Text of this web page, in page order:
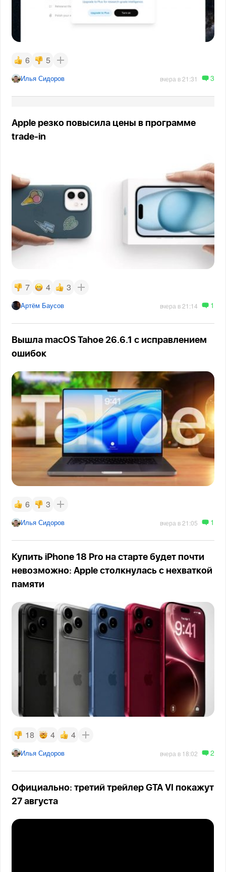
6 5
Илья Сидоров вчера в 21:31 3
Apple резко повысила цены в программе
trade-in
7 4 3
Артём Баусов вчера в 21:14 1
Вышла macOS Tahoe 26.6.1 с исправлением
ошибок
6 3
Илья Сидоров вчера в 21:05 1
Купить iPhone 18 Pro на старте будет почти
невозможно: Apple столкнулась с нехваткой
памяти
18 4 4
Илья Сидоров вчера в 18:02 2
Официально: третий трейлер GTA VI покажут
27 августа